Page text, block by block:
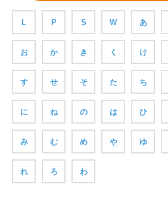
L P S W あ
お か き く け
す せ そ た ち
に ね の は ひ
み む め や ゆ
れ ろ わ